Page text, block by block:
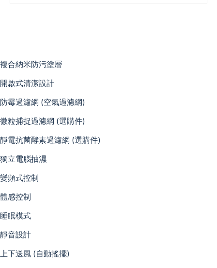
複合納米防污塗層
開啟式清潔設計
防霉過濾網 (空氣過濾網)
微粒捕捉過濾網 (選購件)
靜電抗菌酵素過濾網 (選購件)
獨立電腦抽濕
變頻式控制
體感控制
睡眠模式
靜音設計
上下送風 (自動搖擺)